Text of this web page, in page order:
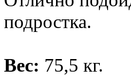
подростка.
Вес: 75,5 кг.